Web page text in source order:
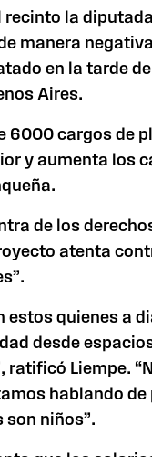
recinto la
manera
en la tarde
Aires.
6000 cargos de
y aumenta los
de los
atenta
estos quienes a
desde
ratificó Liempe.
hablando
son niños”.